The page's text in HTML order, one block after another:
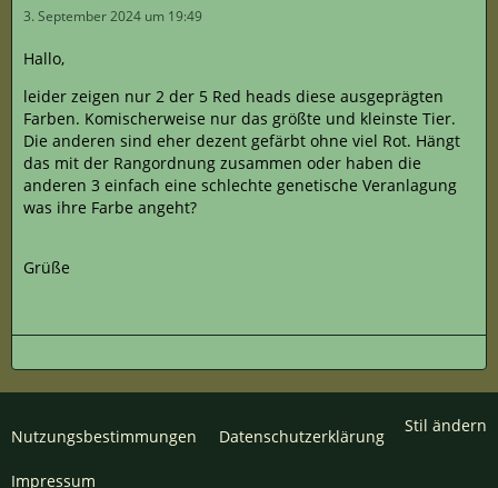
3. September 2024 um 19:49
Hallo,
leider zeigen nur 2 der 5 Red heads diese ausgeprägten
Farben. Komischerweise nur das größte und kleinste Tier.
Die anderen sind eher dezent gefärbt ohne viel Rot. Hängt
das mit der Rangordnung zusammen oder haben die
anderen 3 einfach eine schlechte genetische Veranlagung
was ihre Farbe angeht?
Grüße
Stil ändern
Nutzungsbestimmungen Datenschutzerklärung
Impressum